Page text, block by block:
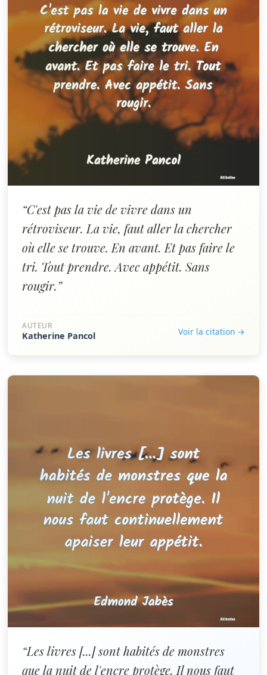
“C'est pas la vie de vivre dans un
rétroviseur. La vie, faut aller la chercher
où elle se trouve. En avant. Et pas faire le
tri. Tout prendre. Avec appétit. Sans
rougir.”
AUTEUR
Katherine Pancol Voir la citation →
“Les livres [...] sont habités de monstres
que la nuit de l'encre protège. Il nous faut